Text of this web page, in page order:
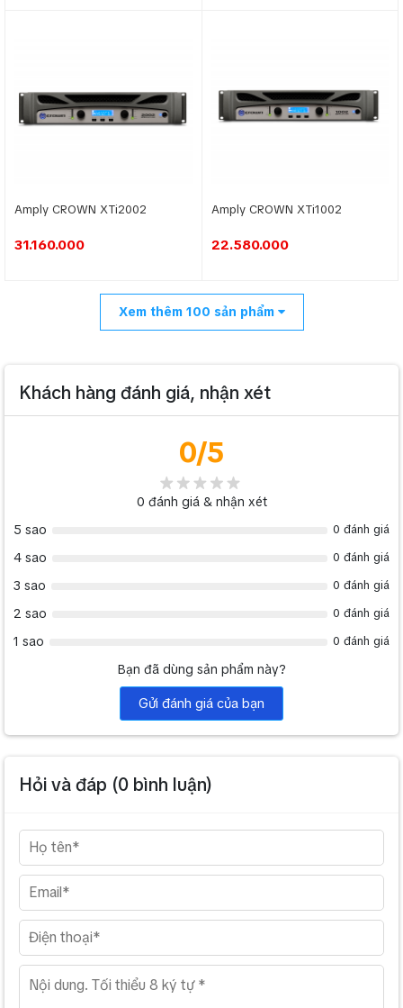
Amply CROWN XTi2002
31.160.000
Amply CROWN XTi1002
22.580.000
Xem thêm 100 sản phẩm
Khách hàng đánh giá, nhận xét
0/5
0 đánh giá & nhận xét
5 sao
0 đánh giá
4 sao 0 đánh giá
3 sao 0 đánh giá
2 sao 0 đánh giá
1 sao 0 đánh giá
Bạn đã dùng sản phẩm này?
Gửi đánh giá của bạn
Hỏi và đáp (0 bình luận)